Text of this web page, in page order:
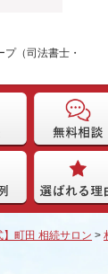
（司法書士・
町田 相続サロン >